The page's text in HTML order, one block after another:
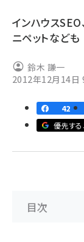
セミナ
meo
インハウスSEO
ニペットなども
鈴木 謙一
2012年12月14日
42
優先す
目次